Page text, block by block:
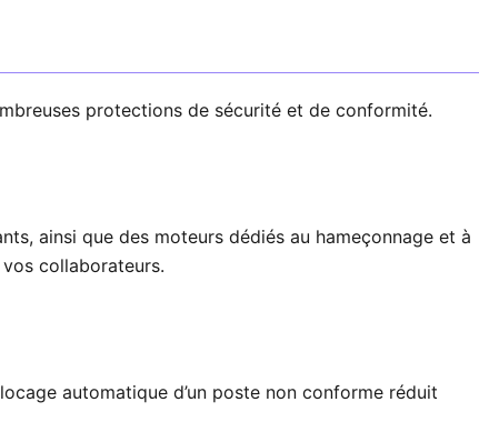
protections de sécurité et de conformité.
ainsi que des moteurs dédiés au hameçonnage et à
vos collaborateurs.
automatique d’un poste non conforme réduit